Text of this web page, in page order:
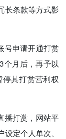
长条款等方式影
号申请开通打赏
个月后，再予以
其打赏营利权
播打赏，网站平
定个人单次、